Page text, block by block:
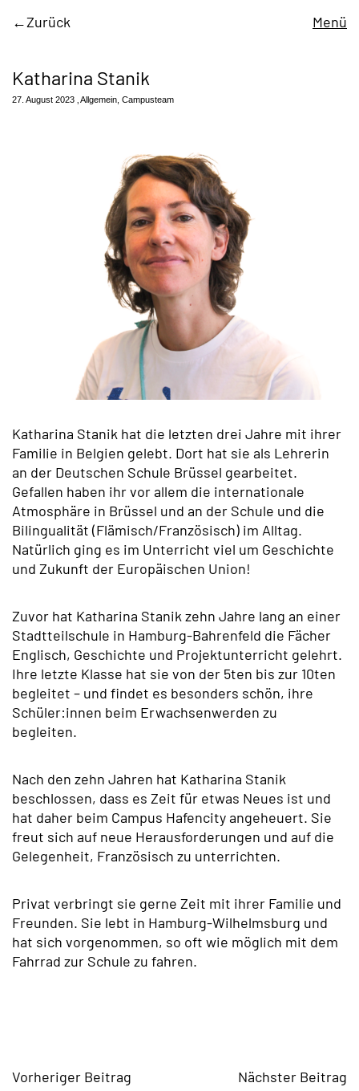
Zurück Menü
Katharina Stanik
27. August 2023 Allgemein Campusteam
Katharina Stanik hat die letzten drei Jahre mit ihrer
Familie in Belgien gelebt. Dort hat sie als Lehrerin
an der Deutschen Schule Brüssel gearbeitet.
Gefallen haben ihr vor allem die internationale
Atmosphäre in Brüssel und an der Schule und die
Bilingualität (Flämisch/Französisch) im Alltag.
Natürlich ging es im Unterricht viel um Geschichte
und Zukunft der Europäischen Union!
Zuvor hat Katharina Stanik zehn Jahre lang an einer
Stadtteilschule in Hamburg-Bahrenfeld die Fächer
Englisch, Geschichte und Projektunterricht gelehrt.
Ihre letzte Klasse hat sie von der 5ten bis zur 10ten
begleitet – und findet es besonders schön, ihre
Schüler:innen beim Erwachsenwerden zu
begleiten.
Nach den zehn Jahren hat Katharina Stanik
beschlossen, dass es Zeit für etwas Neues ist und
hat daher beim Campus Hafencity angeheuert. Sie
freut sich auf neue Herausforderungen und auf die
Gelegenheit, Französisch zu unterrichten.
Privat verbringt sie gerne Zeit mit ihrer Familie und
Freunden. Sie lebt in Hamburg-Wilhelmsburg und
hat sich vorgenommen, so oft wie möglich mit dem
Fahrrad zur Schule zu fahren.
Vorheriger Beitrag Nächster Beitrag